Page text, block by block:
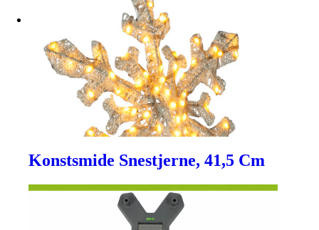
Konstsmide Snestjerne, 41,5 Cm